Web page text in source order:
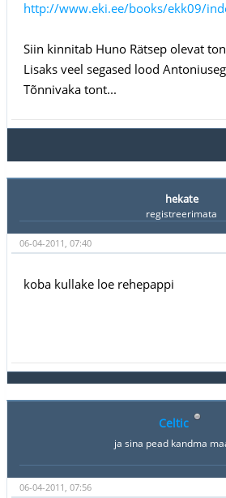
http://www.eki.ee/books/ekk09/
Siin kinnitab Huno Rätsep olevat
Lisaks veel segased lood
Tõnnivaka tont...
hekate
registreerimata
06-04-2011, 07:40
koba kullake loe rehepappi
Celtic
ja sina pead kandma
06-04-2011, 07:56